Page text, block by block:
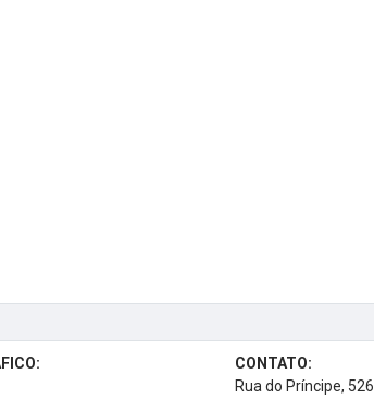
CONTATO:
Rua do Príncipe,